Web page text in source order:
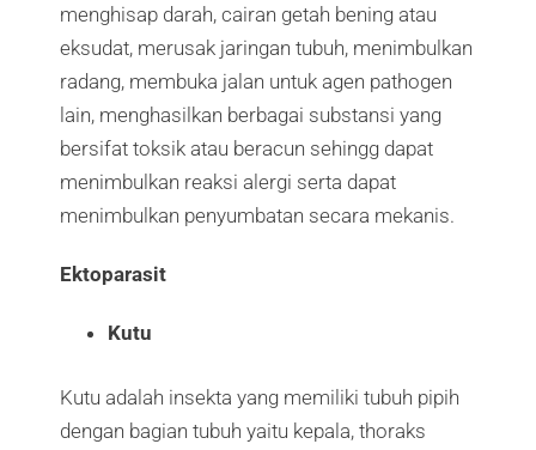
menghisap darah, cairan getah bening atau
eksudat, merusak jaringan tubuh, menimbulkan
radang, membuka jalan untuk agen pathogen
lain, menghasilkan berbagai substansi yang
bersifat toksik atau beracun sehingg dapat
menimbulkan reaksi alergi serta dapat
menimbulkan penyumbatan secara mekanis.
Ektoparasit
Kutu
Kutu adalah insekta yang memiliki tubuh pipih
dengan bagian tubuh yaitu kepala, thoraks